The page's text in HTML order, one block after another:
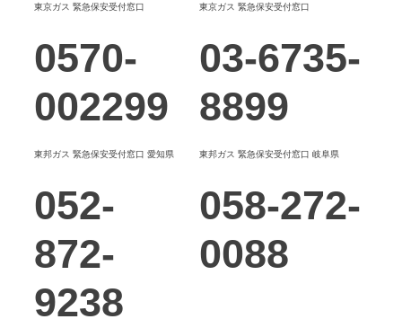
料金表C
100m³をこえ350m³までの場
1,887.27円
料金表D 350m³をこえる場合 6,279.41円
ガス量料金
料金表A 0m³から20m³までの場合 169.81円
料金表B 20m³をこえ100m³までの場合
料金表D
東京ガス 緊急保安受付窓口
0570-
002299
東京ガス 緊急保安受付窓口
03-6735-
8899
東邦ガス 緊急保安受付窓口 愛知県
052-
872-
9238
東邦ガス 緊急保安受付窓口 岐阜県
058-272-
0088